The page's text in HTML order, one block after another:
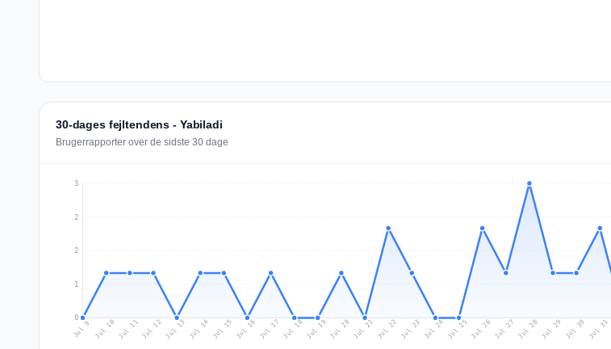
30-dages fejltendens - Yabiladi
Brugerrapporter over de sidste 30 dage
0
1
2
2
3
Jul 9 Jul 10 Jul 11Jul 12Jul 13 Jul 14 Jul 15 Jul 16 Jul 17 Jul 18Jul 19 Jul 20 Jul 21 Jul 22 Jul 23 Jul 24 Jul 25 Jul 26Jul 27 Jul 28Jul 29 Jul 30 Jul 31